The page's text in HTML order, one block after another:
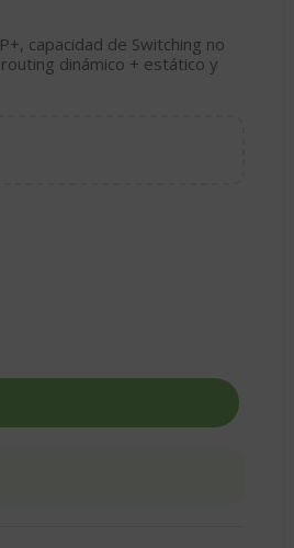
capacidad de Switching no
dinámico + estático y